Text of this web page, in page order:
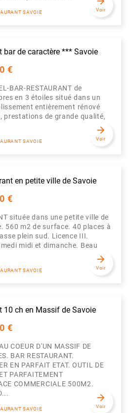
SAVOIE Voir
bar de caractère *** Savoie
€
BAR-RESTAURANT de
en 3 étoiles situé dans un
entièrement rénové
prestations de grande qualité,
SAVOIE
arrow_forward
Voir
en petite ville de Savoie
€
située dans une petite ville de
560 m2 de surface. 40 places à
plein sud. Licence III.
midi et dimanche. Beau
SAVOIE
arrow_forward
Voir
10 ch en Massif de Savoie
€
COEUR D'UN MASSIF DE
BAR RESTAURANT.
EN PARFAIT ETAT. OUTIL DE
PARFAITEMENT
COMMERCIALE 500M2.
SAVOIE
arrow_forward
Voir